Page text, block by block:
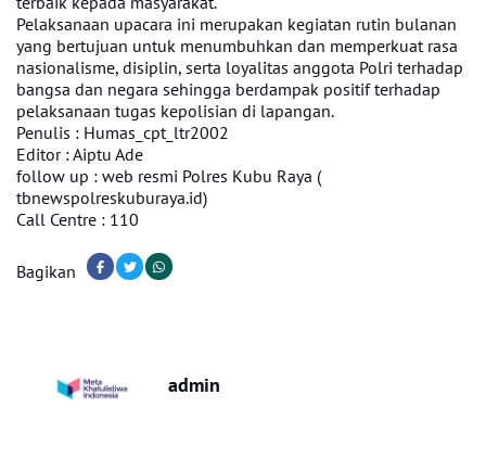
Pelaksanaan upacara ini merupakan kegiatan rutin bulanan
yang bertujuan untuk menumbuhkan dan memperkuat rasa
nasionalisme, disiplin, serta loyalitas anggota Polri terhadap
bangsa dan negara sehingga berdampak positif terhadap
pelaksanaan tugas kepolisian di lapangan.
Penulis : Humas_cpt_ltr2002
Editor : Aiptu Ade
follow up : web resmi Polres Kubu Raya (
tbnewspolreskuburaya.id)
Call Centre : 110
Bagikan
admin